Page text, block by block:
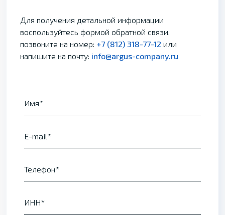
Для получения детальной информации
воспользуйтесь формой обратной связи,
позвоните на номер: +7 (812) 318-77-12 или
напишите на почту: info@argus-company.ru
Имя
E-mail
Телефон
ИНН